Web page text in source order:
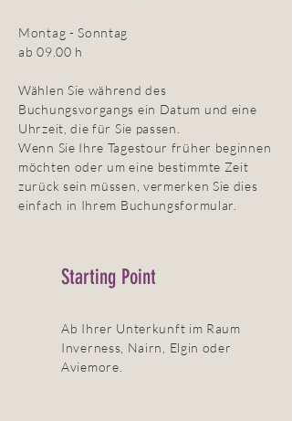
Montag - Sonntag
ab 09.00 h
Wählen Sie während des
Buchungsvorgangs ein Datum und eine
Uhrzeit, die für Sie passen.
Wenn Sie Ihre Tagestour früher beginnen
möchten oder um eine bestimmte Zeit
zurück sein müssen, vermerken Sie dies
einfach in Ihrem Buchungsformular.
Starting Point
Ab Ihrer Unterkunft im Raum
Inverness, Nairn, Elgin oder
Aviemore.